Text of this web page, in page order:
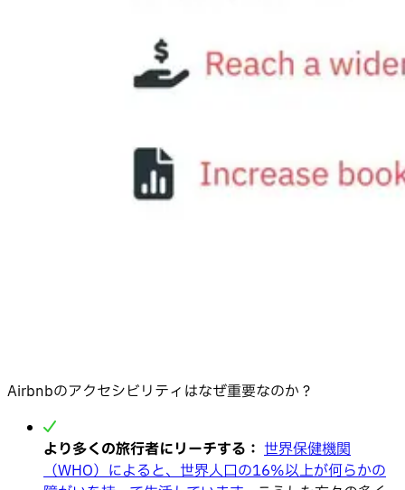
Airbnbのアクセシビリティはなぜ重要なのか？
より多くの旅行者にリーチする： 世界保健機関
（WHO）によると、世界人口の16%以上が何らかの